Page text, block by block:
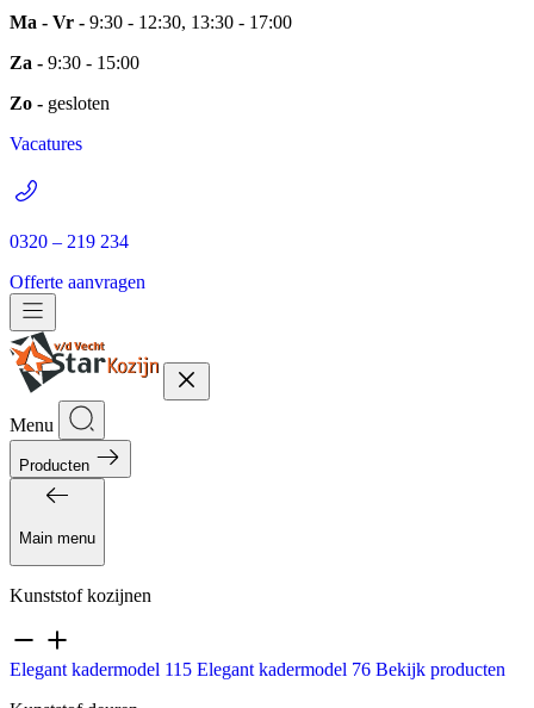
Ma - Vr - 9:30 - 12:30, 13:30 - 17:00
Za - 9:30 - 15:00
Zo - gesloten
Vacatures
0320 – 219 234
Offerte aanvragen
Menu
Producten
Main menu
Kunststof kozijnen
Elegant kadermodel 115 Elegant kadermodel 76 Bekijk producten